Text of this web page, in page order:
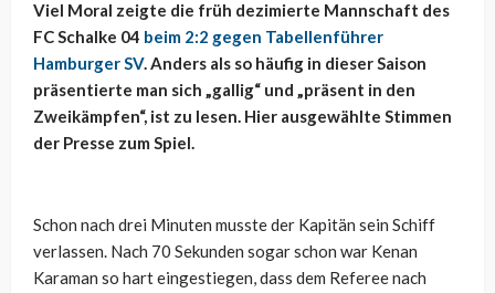
Viel Moral zeigte die früh dezimierte Mannschaft des
FC Schalke 04 beim 2:2 gegen Tabellenführer
Hamburger SV. Anders als so häufig in dieser Saison
präsentierte man sich „gallig“ und „präsent in den
Zweikämpfen“, ist zu lesen. Hier ausgewählte Stimmen
der Presse zum Spiel.
Schon nach drei Minuten musste der Kapitän sein Schiff
verlassen. Nach 70 Sekunden sogar schon war Kenan
Karaman so hart eingestiegen, dass dem Referee nach